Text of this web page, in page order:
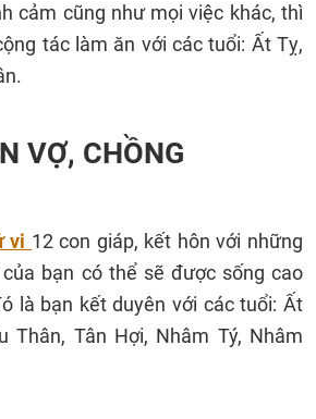
cảm cũng như mọi việc khác, thì
tác làm ăn với các tuổi: Ất Tỵ,
VỢ, CHỒNG
vi 12 con giáp, kết hôn với những
bạn có thể sẽ được sống cao
là bạn kết duyên với các tuổi: Ất
Thân, Tân Hợi, Nhâm Tý, Nhâm